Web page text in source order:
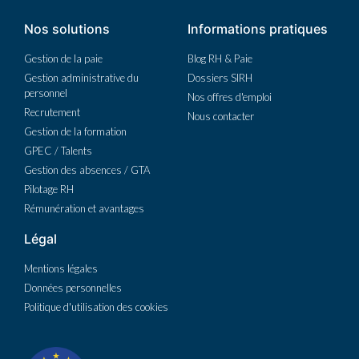
Nos solutions
Gestion de la paie
Gestion administrative du
personnel
Recrutement
Gestion de la formation
GPEC / Talents
Gestion des absences / GTA
Pilotage RH
Rémunération et avantages
Informations pratiques
Blog RH & Paie
Dossiers SIRH
Nos offres d'emploi
Nous contacter
Légal
Mentions légales
Données personnelles
Politique d'utilisation des cookies